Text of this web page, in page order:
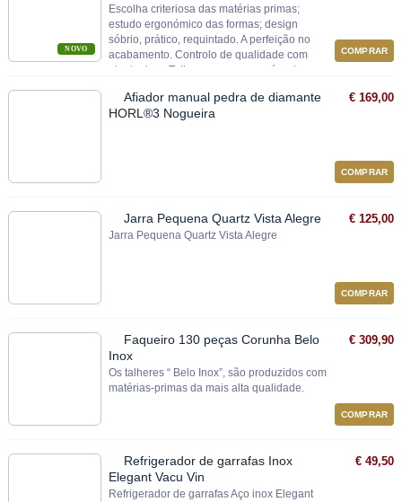
NOVO
Escolha criteriosa das matérias primas;
estudo ergonómico das formas; design
sóbrio, prático, requintado. A perfeição no
acabamento. Controlo de qualidade com
atento rigor. Talheres em cromo-níquel
COMPRAR
Afiador manual pedra de diamante
HORL®3 Nogueira
€ 169,00
COMPRAR
Jarra Pequena Quartz Vista Alegre
Jarra Pequena Quartz Vista Alegre
€ 125,00
COMPRAR
Faqueiro 130 peças Corunha Belo
Inox
Os talheres “ Belo Inox”, são produzidos com
matérias‐primas da mais alta qualidade.
€ 309,90
COMPRAR
Refrigerador de garrafas Inox
Elegant Vacu Vin
Refrigerador de garrafas Aço inox Elegant
€ 49,50